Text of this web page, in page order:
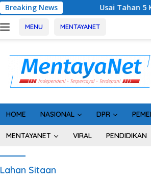
Breaking NewsUsai Tahan 5 Komisioner
MENU MENTAYANET
HOME NASIONAL DPR
MENTAYANET VIRAL PENDIDIKAN
Lahan Sitaan